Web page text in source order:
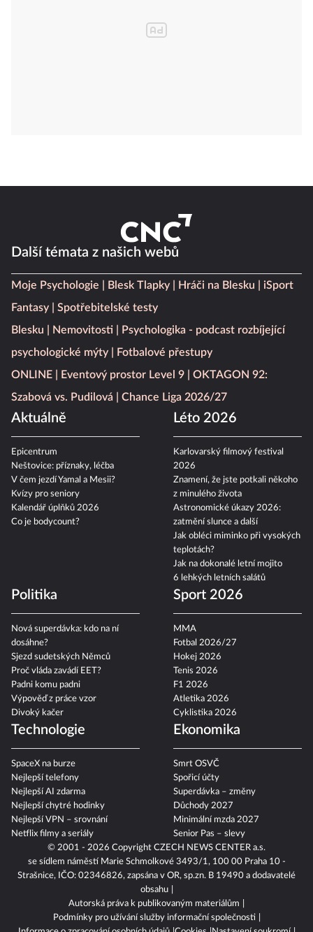
© 2001 - 2026 Copyright CZECH NEWS CENTER a.s.
se sídlem náměstí Marie Schmolkové 3493/1, 100 00 Praha 10 -
Strašnice, IČO: 02346826, zapsána v OR, sp.zn. B 19490 a dodavatelé
obsahu
Autorská práva k publikovaným materiálům
Podmínky pro užívání služby informační společnosti
Další témata z našich webů
Moje Psychologie Blesk Tlapky Hráči na Blesku
iSport
Fantasy
Spotřebitelské testy
Blesku
Nemovitosti
Psychologika - podcast rozbíjející
psychologické mýty
Fotbalové přestupy
ONLINE
Eventový prostor Level 9
OKTAGON 92:
Szabová vs. Pudilová
Chance Liga 2026/27
Aktuálně
Epicentrum
Neštovice: příznaky, léčba
V čem jezdí Yamal a Mesii?
Kvízy pro seniory
Kalendář úplňků 2026
Co je bodycount?
Léto 2026
Karlovarský filmový festival
2026
Znamení, že jste potkali někoho
z minulého života
Astronomické úkazy 2026:
zatmění slunce a další
Jak obléci miminko při vysokých
teplotách?
Jak na dokonalé letní mojito
6 lehkých letních salátů
Politika
Nová superdávka: kdo na ní
dosáhne?
Sjezd sudetských Němců
Proč vláda zavádí EET?
Padni komu padni
Výpověď z práce vzor
Divoký kačer
Sport 2026
MMA
Fotbal 2026/27
Hokej 2026
Tenis 2026
F1 2026
Atletika 2026
Cyklistika 2026
Technologie
SpaceX na burze
Nejlepší telefony
Nejlepší AI zdarma
Nejlepší chytré hodinky
Nejlepší VPN – srovnání
Netflix filmy a seriály
Ekonomika
Smrt OSVČ
Spořicí účty
Superdávka – změny
Důchody 2027
Minimální mzda 2027
Senior Pas – slevy